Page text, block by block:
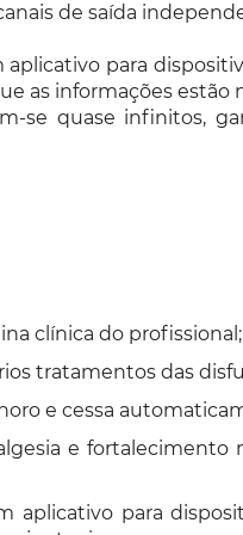
de saída
para
as informações estão
se quase infinitos,
clínica do profissional;
tratamentos das
e cessa
e fortalecimento
para